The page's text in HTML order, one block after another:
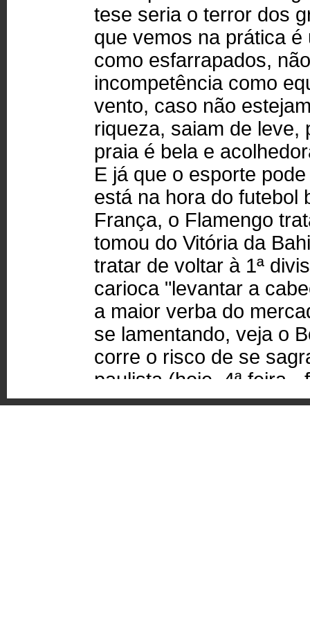
tese seria o terror dos
que vemos na prática
como esfarrapados,
incompetência como
vento, caso não
riqueza, saiam de leve,
praia é bela e
E já que o esporte
está na hora do futebol
França, o Flamengo
tomou do Vitória da
tratar de voltar à 1ª
carioca "levantar a
a maior verba do
se lamentando, veja o
corre o risco de se
paulista (hoje, 4ª feira
resultado do jogo).